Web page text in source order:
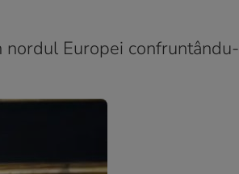
nordul Europei confruntându-